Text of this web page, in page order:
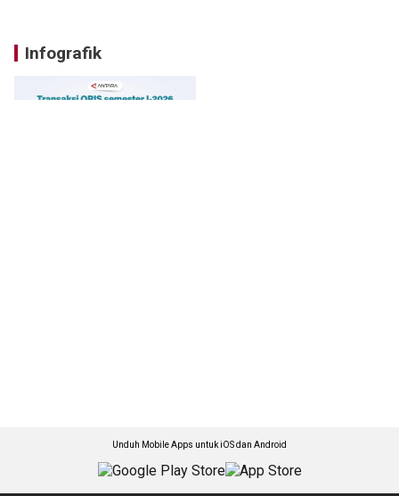
Infografik
Unduh Mobile Apps untuk iOS dan Android